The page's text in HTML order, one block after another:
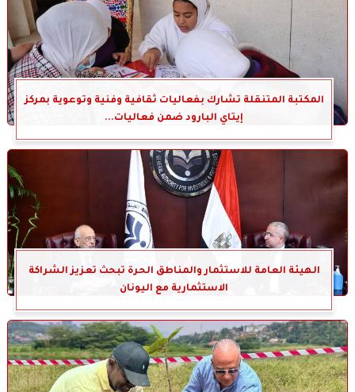
المكتبة المتنقلة تشارك بفعاليات ثقافية وفنية وتوعوية بمركز
إيتاي البارود ضمن فعاليات...
الهيئة العامة للاستثمار والمناطق الحرة تبحث تعزيز الشراكة
الاستثمارية مع اليونان